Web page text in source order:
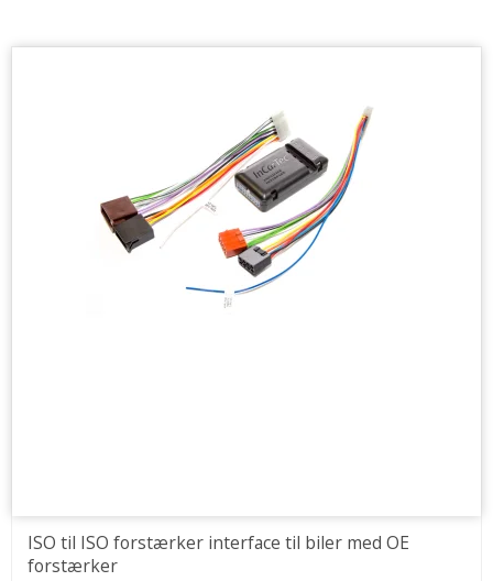
ISO til ISO forstærker interface til biler med OE
forstærker